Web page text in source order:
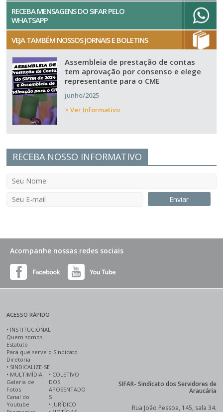
RECEBA MENSAGENS DO SIFAR PELO
WHATSAPP
VEJA TAMBÉM NOSSOS JORNAIS E BOLETINS
Assembleia de prestação de contas
tem aprovação por consenso e elege
representante para o CME
junho/2025
> Ver Informativo
RECEBA NOSSO INFORMATIVO
Acompanhe nossas redes sociais
ACESSO RÁPIDO
• INSTITUCIONAL
Quem somos
Estatuto
Para que serve o Sindicato
Diretoria
• SINDICALIZE-SE
• MULTIMÍDIA
Galeria de
Fotos
Canal do
Youtube
• COLETIVO
DOS
APOSENTADO
S
• JURÍDICO
SIFAR- Sindicato dos Servidores de
Araucária
Rua João Pessoa, 145, sala 34.